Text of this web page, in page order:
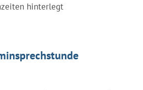
hinterlegt